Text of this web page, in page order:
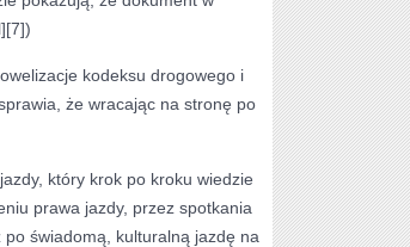
kodeksu drogowego i
że wracając na stronę po
który krok po kroku wiedzie
prawa jazdy, przez spotkania
świadomą, kulturalną jazdę na